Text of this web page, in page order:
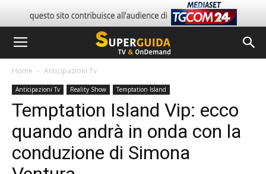
Home Anticipazioni Tv
Anticipazioni Tv Reality Show Temptation Island
Temptation Island Vip: ecco
quando andrà in onda con la
conduzione di Simona